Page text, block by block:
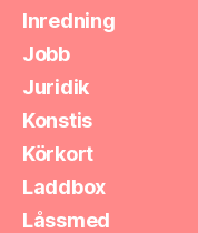
Inredning
Jobb
Juridik
Konstis
Körkort
Laddbox
Låssmed